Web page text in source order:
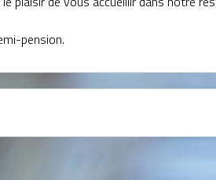
pension.